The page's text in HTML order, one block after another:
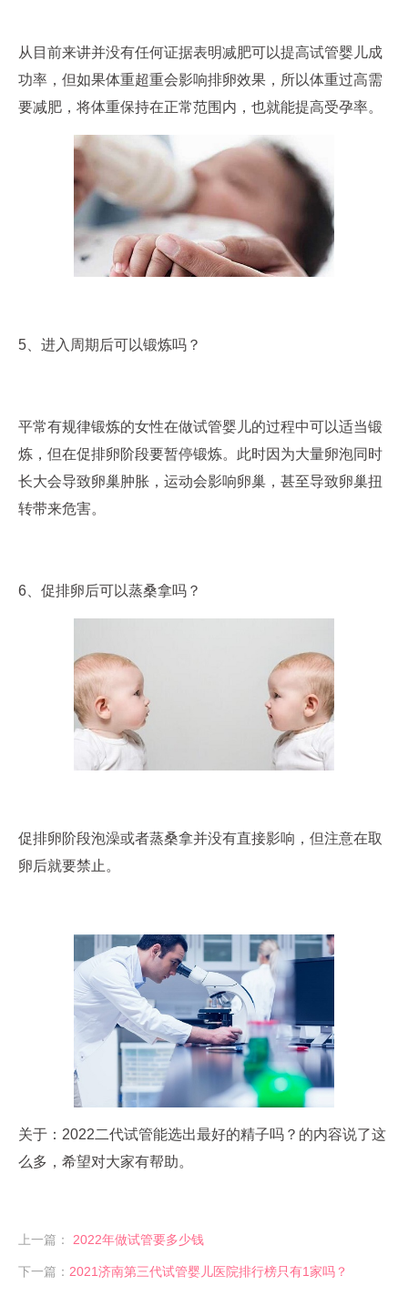
从目前来讲并没有任何证据表明减肥可以提高试管婴儿成
功率，但如果体重超重会影响排卵效果，所以体重过高需
要减肥，将体重保持在正常范围内，也就能提高受孕率。
5、进入周期后可以锻炼吗？
平常有规律锻炼的女性在做试管婴儿的过程中可以适当锻
炼，但在促排卵阶段要暂停锻炼。此时因为大量卵泡同时
长大会导致卵巢肿胀，运动会影响卵巢，甚至导致卵巢扭
转带来危害。
6、促排卵后可以蒸桑拿吗？
促排卵阶段泡澡或者蒸桑拿并没有直接影响，但注意在取
卵后就要禁止。
关于：2022二代试管能选出最好的精子吗？的内容说了这
么多，希望对大家有帮助。
上一篇： 2022年做试管要多少钱
下一篇： 2021济南第三代试管婴儿医院排行榜只有1家吗？